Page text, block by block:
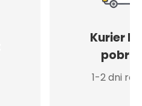
Kurier
1-2 dni